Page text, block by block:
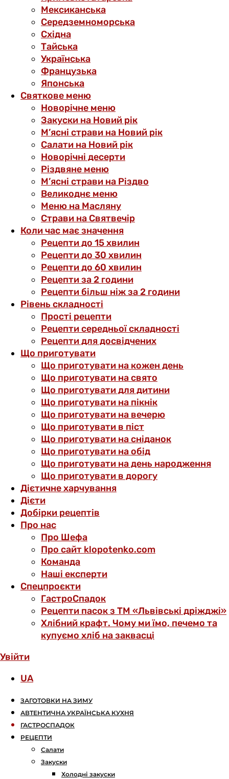
Мексиканська
Середземноморська
Східна
Тайська
Українська
Французька
Японська
Святкове меню
Новорічне меню
Закуски на Новий рік
М’ясні страви на Новий рік
Салати на Новий рік
Новорічні десерти
Різдвяне меню
М’ясні страви на Різдво
Великоднє меню
Меню на Масляну
Страви на Святвечір
Коли час має значення
Рецепти до 15 хвилин
Рецепти до 30 хвилин
Рецепти до 60 хвилин
Рецепти за 2 години
Рецепти більш ніж за 2 години
Рівень складності
Прості рецепти
Рецепти середньої складності
Рецепти для досвідчених
Що приготувати
Що приготувати на кожен день
Що приготувати на свято
Що приготувати для дитини
Що приготувати на пікнік
Що приготувати на вечерю
Що приготувати в піст
Що приготувати на сніданок
Що приготувати на обід
Що приготувати на день народження
Що приготувати в дорогу
Дієтичне харчування
Дієти
Добірки рецептів
Про нас
Про Шефа
Про сайт klopotenko.com
Команда
Наші експерти
Спецпроєкти
ГастроСпадок
Рецепти пасок з ТМ «Львівські дріжджі»
Хлібний крафт. Чому ми їмо, печемо та
купуємо хліб на заквасці
Увійти
UA
ЗАГОТОВКИ НА ЗИМУ
АВТЕНТИЧНА УКРАЇНСЬКА КУХНЯ
ГАСТРОСПАДОК
РЕЦЕПТИ
Салати
Закуски
Холодні закуски